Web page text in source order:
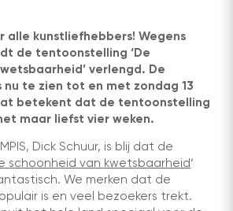
alle kunstliefhebbers! Wegens
de tentoonstelling ‘De
verlengd. De
te zien tot en met zondag 13
betekent dat de tentoonstelling
maar liefst vier weken.
Dick Schuur, is blij dat de
schoonheid van kwetsbaarheid‘
We merken dat de
is en veel bezoekers trekt.